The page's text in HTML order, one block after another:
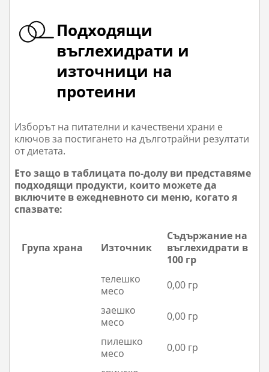
Подходящи
въглехидрати и
източници на
протеини
Изборът на питателни и качествени храни е
ключов за постигането на дълготрайни резултати
от диетата.
Ето защо в таблицата по-долу ви представяме
подходящи продукти, които можете да
включите в ежедневното си меню, когато я
спазвате:
Група храна Източник
Съдържание на
въглехидрати в
100 гр
телешко
месо
0,00 гр
заешко
месо
0,00 гр
пилешко
месо
0,00 гр